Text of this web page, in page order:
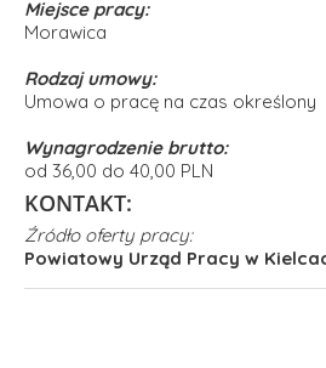
Miejsce pracy:
Morawica
Rodzaj umowy:
Umowa o pracę na czas określony
Wynagrodzenie brutto:
od 36,00 do 40,00 PLN
KONTAKT:
Źródło oferty pracy:
Powiatowy Urząd Pracy w